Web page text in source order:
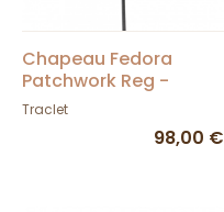
Chapeau Fedora
Patchwork Reg -
Traclet
Traclet
98,00 €